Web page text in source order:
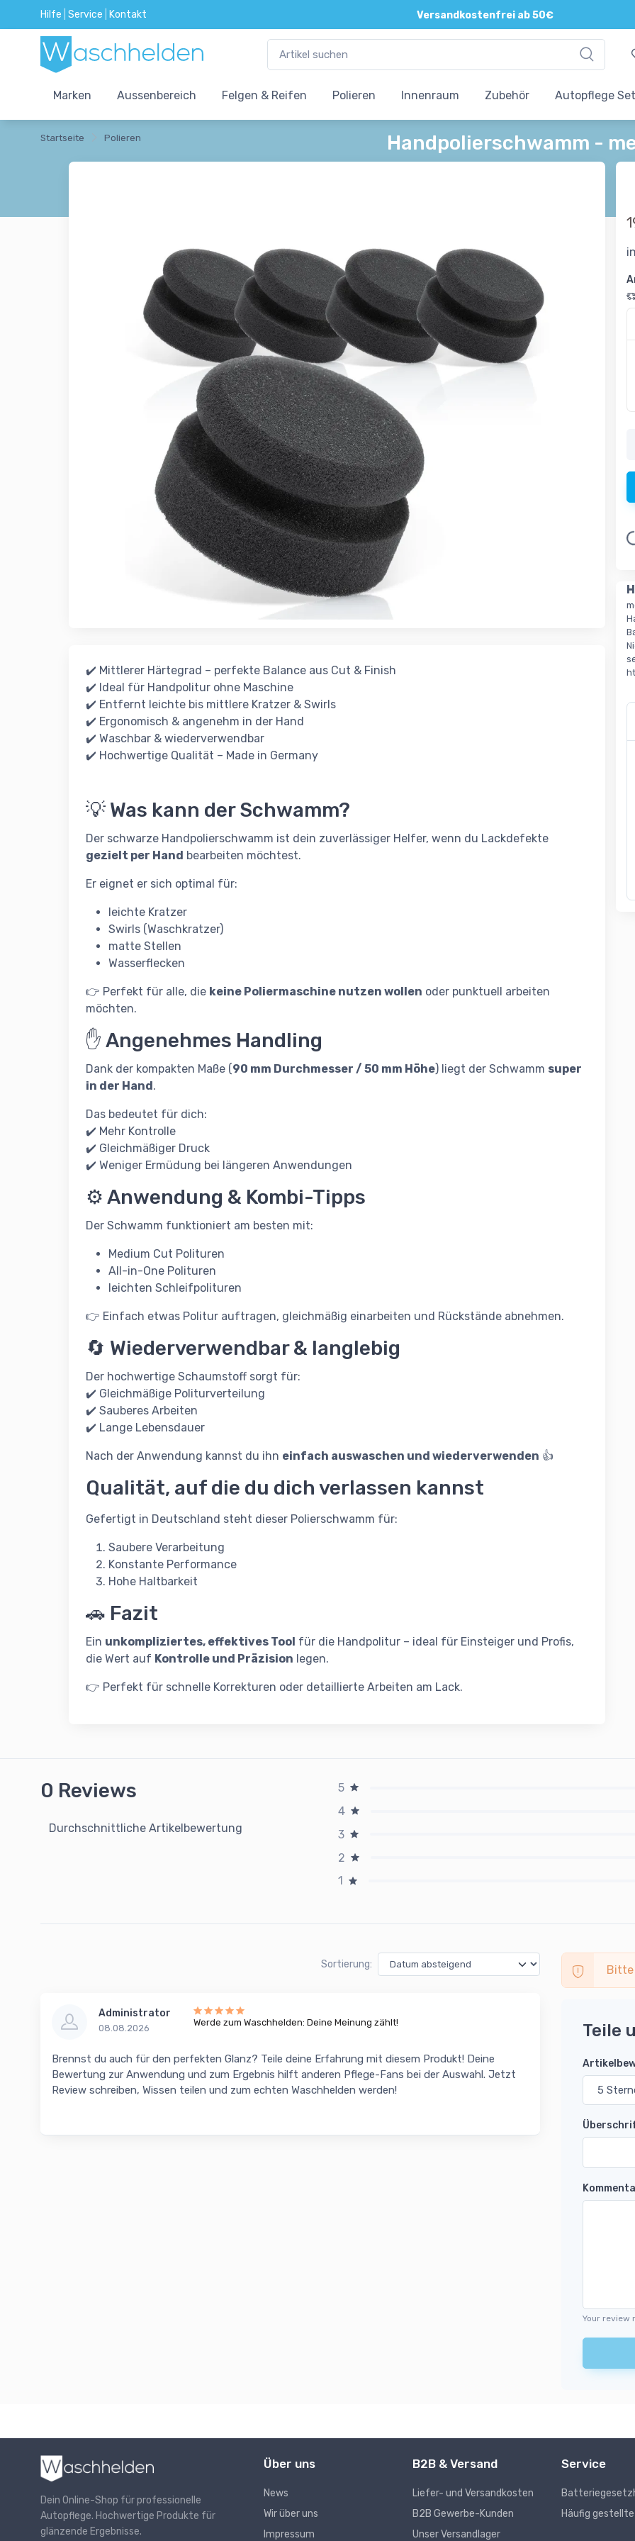
Hilfe Service Kontakt Versandkostenfrei ab 50€
Direkte und persönliche Beratung
Marken Aussenbereich Felgen & Reifen Polieren Innenraum Zubehör Autopflege
Startseite Polieren Handpolierschwamm -
✔️ Mittlerer Härtegrad – perfekte Balance aus Cut & Finish
✔️ Ideal für Handpolitur ohne Maschine
✔️ Entfernt leichte bis mittlere Kratzer & Swirls
✔️ Ergonomisch & angenehm in der Hand
✔️ Waschbar & wiederverwendbar
✔️ Hochwertige Qualität – Made in Germany
💡 Was kann der Schwamm?
Der schwarze Handpolierschwamm ist dein zuverlässiger Helfer, wenn du Lackdefekte
gezielt per Hand bearbeiten möchtest.
Er eignet er sich optimal für:
leichte Kratzer
Swirls (Waschkratzer)
matte Stellen
Wasserflecken
👉 Perfekt für alle, die keine Poliermaschine nutzen wollen oder punktuell arbeiten
möchten.
✋ Angenehmes Handling
Dank der kompakten Maße (90 mm Durchmesser / 50 mm Höhe) liegt der Schwamm super
in der Hand .
Das bedeutet für dich:
✔️ Mehr Kontrolle
✔️ Gleichmäßiger Druck
✔️ Weniger Ermüdung bei längeren Anwendungen
⚙️ Anwendung & Kombi-Tipps
Der Schwamm funktioniert am besten mit:
Medium Cut Polituren
All-in-One Polituren
leichten Schleifpolituren
👉 Einfach etwas Politur auftragen, gleichmäßig einarbeiten und Rückstände abnehmen.
🔄 Wiederverwendbar & langlebig
Der hochwertige Schaumstoff sorgt für:
✔️ Gleichmäßige Politurverteilung
✔️ Sauberes Arbeiten
✔️ Lange Lebensdauer
Nach der Anwendung kannst du ihn einfach auswaschen und wiederverwenden 👍
Qualität, auf die du dich verlassen kannst
Gefertigt in Deutschland steht dieser Polierschwamm für:
Saubere Verarbeitung
Konstante Performance
Hohe Haltbarkeit
🚗 Fazit
Ein unkompliziertes, effektives Tool für die Handpolitur – ideal für Einsteiger und Profis,
die Wert auf Kontrolle und Präzision legen.
👉 Perfekt für schnelle Korrekturen oder detaillierte Arbeiten am Lack.
0 Reviews
Durchschnittliche Artikelbewertung
5
4
3
2
1
Sortierung:
Administrator
08.08.2026
Werde zum Waschhelden: Deine Meinung zählt!
Brennst du auch für den perfekten Glanz? Teile deine Erfahrung mit diesem Produkt! Deine
Bewertung zur Anwendung und zum Ergebnis hilft anderen Pflege-Fans bei der Auswahl. Jetzt
Review schreiben, Wissen teilen und zum echten Waschhelden werden!
Bitte
Teile
Your review
Dein Online-Shop für professionelle
Autopflege. Hochwertige Produkte für
glänzende Ergebnisse.
Über uns
News
Wir über uns
Impressum
B2B & Versand
Liefer- und Versandkosten
B2B Gewerbe-Kunden
Unser Versandlager
Service
Häufig gestellte